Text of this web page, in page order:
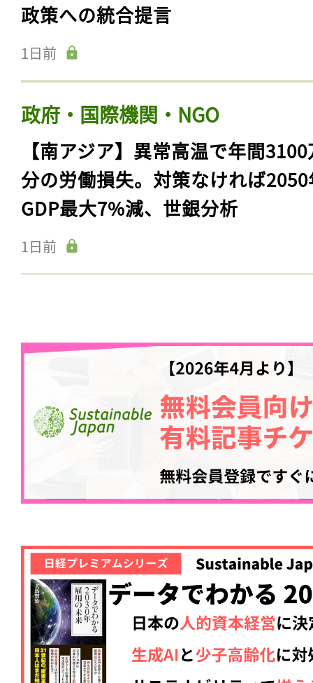
政策への統合提言
1日前
政府・国際機関・NGO
【南アジア】異常高温で年間
分の労働損失。対策なければ
GDP最大7%減、世銀分析
1日前